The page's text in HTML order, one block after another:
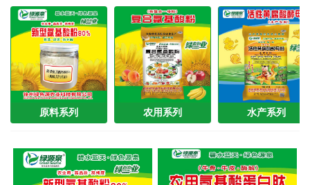
原料系列 农用系列 水产系列